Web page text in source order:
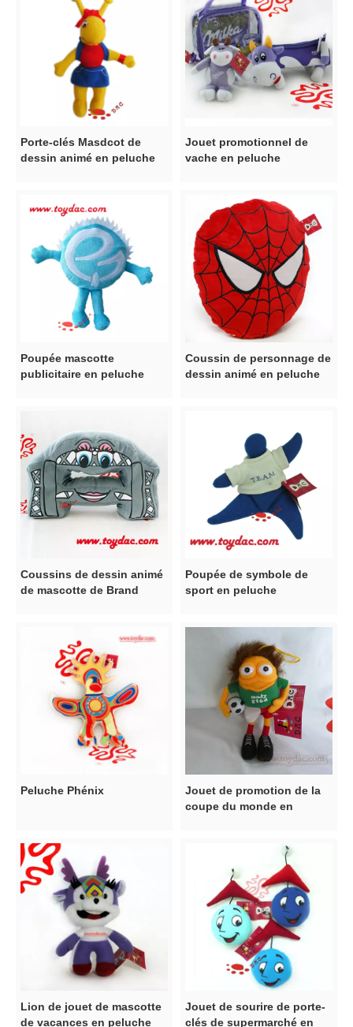
Porte-clés Masdcot de
dessin animé en peluche
Jouet promotionnel de
vache en peluche
Poupée mascotte
publicitaire en peluche
Coussin de personnage de
dessin animé en peluche
Coussins de dessin animé
de mascotte de Brand
Poupée de symbole de
sport en peluche
Peluche Phénix
Jouet de promotion de la
coupe du monde en
Lion de jouet de mascotte
de vacances en peluche
Jouet de sourire de porte-
clés de supermarché en